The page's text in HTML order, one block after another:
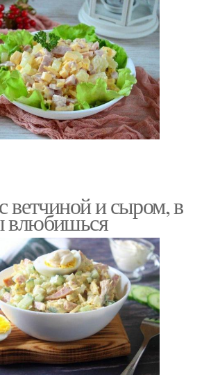
ветчиной и сыром, в
влюбишься